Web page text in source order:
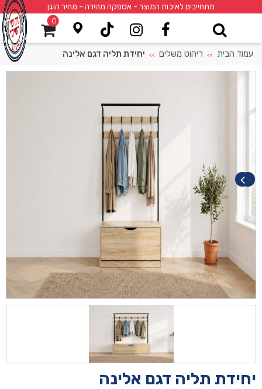
מתחייבים לאיכות המוצר - אספקה מהירה - מחיר הוגן
0
עמוד הבית >> ריהוט משלים >> יחידת תליה דגם אלינה
יחידת תליה דגם אלינה